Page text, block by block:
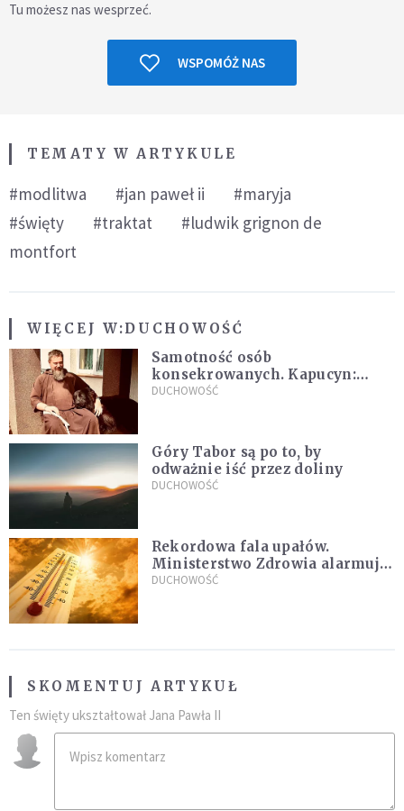
Tu możesz nas wesprzeć.
WSPOMÓŻ NAS
TEMATY W ARTYKULE
#modlitwa #jan paweł ii
#maryja
#święty
#traktat
#ludwik grignon de
montfort
WIĘCEJ W:DUCHOWOŚĆ
Samotność osób
konsekrowanych. Kapucyn:
Życie w pojedynkę rzadko jest
DUCHOWOŚĆ
Góry Tabor są po to, by
odważnie iść przez doliny
DUCHOWOŚĆ
Rekordowa fala upałów.
Ministerstwo Zdrowia alarmuje
po doświadczeniach z czerwca
DUCHOWOŚĆ
SKOMENTUJ ARTYKUŁ
Ten święty ukształtował Jana Pawła II